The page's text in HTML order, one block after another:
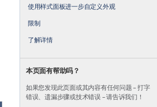
使用样式面板进一步自定义外观
限制
了解详情
本页面有帮助吗？
如果您发现此页面或其内容有任何问题 – 打字
错误、遗漏步骤或技术错误 – 请告诉我们！